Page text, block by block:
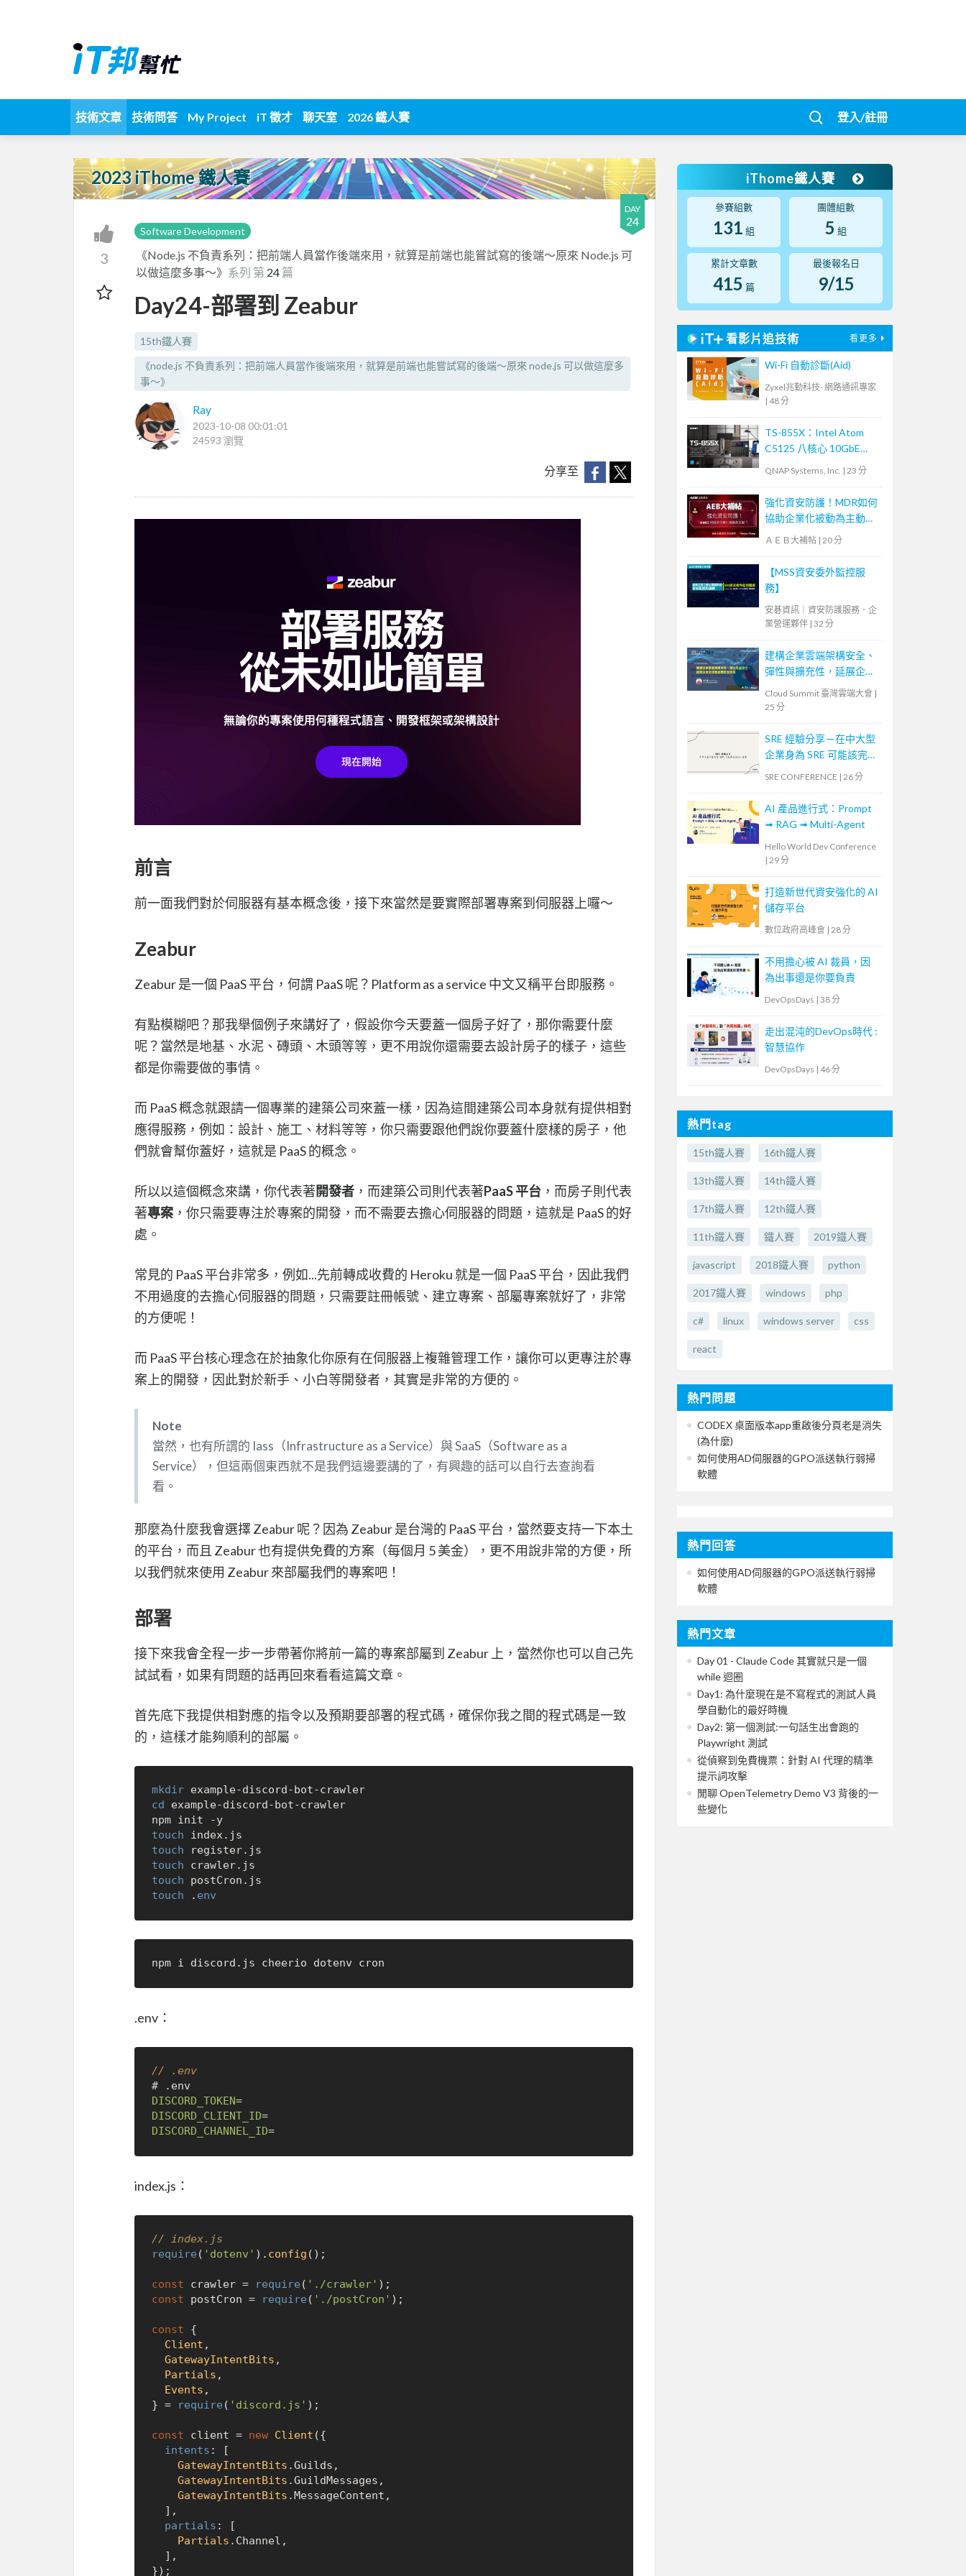
技術文章 技術問答 My Project iT 徵才 聊天室 2026 鐵人賽 登入/註冊
2023 iThome 鐵人賽
DAY
24
3
Software Development
《Node.js 不負責系列：把前端人員當作後端來用，就算是前端也能嘗試寫的後端～原來 Node.js 可
以做這麼多事～》 系列 第 24 篇
Day24-部署到 Zeabur
15th鐵人賽
《node.js 不負責系列：把前端人員當作後端來用，就算是前端也能嘗試寫的後端～原來 node.js 可以做這麼多
事～》
Ray
2023-10-08 00:01:01
24593 瀏覽
分享至
前言
前一面我們對於伺服器有基本概念後，接下來當然是要實際部署專案到伺服器上囉～
Zeabur
Zeabur 是一個 PaaS 平台，何謂 PaaS 呢？Platform as a service 中文又稱平台即服務。
有點模糊吧？那我舉個例子來講好了，假設你今天要蓋一個房子好了，那你需要什麼
呢？當然是地基、水泥、磚頭、木頭等等，更不用說你還需要去設計房子的樣子，這些
都是你需要做的事情。
而 PaaS 概念就跟請一個專業的建築公司來蓋一樣，因為這間建築公司本身就有提供相對
應得服務，例如：設計、施工、材料等等，你只需要跟他們說你要蓋什麼樣的房子，他
們就會幫你蓋好，這就是 PaaS 的概念。
所以以這個概念來講，你代表著開發者 ，而建築公司則代表著PaaS 平台 ，而房子則代表
著專案 ，你只需要專注於專案的開發，而不需要去擔心伺服器的問題，這就是 PaaS 的好
處。
常見的 PaaS 平台非常多，例如...先前轉成收費的 Heroku 就是一個 PaaS 平台，因此我們
不用過度的去擔心伺服器的問題，只需要註冊帳號、建立專案、部屬專案就好了，非常
的方便呢！
而 PaaS 平台核心理念在於抽象化你原有在伺服器上複雜管理工作，讓你可以更專注於專
案上的開發，因此對於新手、小白等開發者，其實是非常的方便的。
Note
當然，也有所謂的 Iass（Infrastructure as a Service）與 SaaS（Software as a
Service），但這兩個東西就不是我們這邊要講的了，有興趣的話可以自行去查詢看
看。
那麼為什麼我會選擇 Zeabur 呢？因為 Zeabur 是台灣的 PaaS 平台，當然要支持一下本土
的平台，而且 Zeabur 也有提供免費的方案（每個月 5 美金），更不用說非常的方便，所
以我們就來使用 Zeabur 來部屬我們的專案吧！
部署
接下來我會全程一步一步帶著你將前一篇的專案部屬到 Zeabur 上，當然你也可以自己先
試試看，如果有問題的話再回來看看這篇文章。
首先底下我提供相對應的指令以及預期要部署的程式碼，確保你我之間的程式碼是一致
的，這樣才能夠順利的部屬。
mkdir
example-discord-bot-crawler
cd example-discord-bot-crawler
npm init -y
touch
touch
touch
touch
touch . env
.env：
// .env
# . env
DISCORD_TOKEN =
DISCORD_CLIENT_ID =
DISCORD_CHANNEL_ID =
index.js：
// index.js
require ( 'dotenv' ). config ();
const crawler = require ( './crawler'
const postCron = require ( './postCron' );
const {
Client ,
GatewayIntentBits ,
Partials ,
Events ,
} =
require ( 'discord.js' );
const client = new Client ({
intents : [
GatewayIntentBits .Guilds ,
GatewayIntentBits .GuildMessages ,
GatewayIntentBits .MessageContent ,
partials : [
Partials . Channel ,
});
iThome鐵人賽
參賽組數
131 組
團體組數
5 組
累計文章數
415 篇
最後報名日
9/15
看影片追技術 看更多
Wi-Fi 自動診斷(Aid)
Zyxel兆勤科技- 網路通訊專家
| 48 分
TS-855X：Intel Atom
C5125 八核心 10GbE
NAS，內建雙 M.2 NVMe
槽，大容量混合式儲存架
構適合中小企業備份及監
控應用
QNAP Systems, Inc. | 23 分
強化資安防護！MDR如何
協助企業化被動為主動？
【宏碁資訊網路學堂】
ＡＥＢ大補帖 | 20 分
【MSS資安委外監控服
務】
安碁資訊｜資安防護服務．企
業營運夥伴 | 32 分
建構企業雲端架構安全、
彈性與擴充性，延展企業
全球無邊際安全存取
Cloud Summit 臺灣雲端大會 |
25 分
SRE 經驗分享－在中大型
企業身為 SRE 可能該完成
SRE CONFERENCE | 26 分
AI 產品進行式：Prompt
➟ RAG ➟ Multi-Agent
Hello World Dev Conference
| 29 分
打造新世代資安強化的 AI
儲存平台
數位政府高峰會 | 28 分
不用擔心被 AI 裁員，因
為出事還是你要負責
DevOpsDays | 38 分
走出混沌的DevOps時代 :
智慧協作
DevOpsDays | 46 分
熱門tag
15th鐵人賽 16th鐵人賽
13th鐵人賽 14th鐵人賽
17th鐵人賽 12th鐵人賽
11th鐵人賽 鐵人賽 2019鐵人賽
javascript 2018鐵人賽 python
2017鐵人賽 windows php
c# linux windows server css
react
熱門問題
CODEX 桌面版本app重啟後分頁老是消失
(為什麼)
如何使用AD伺服器的GPO派送執行弱掃
軟體
熱門回答
如何使用AD伺服器的GPO派送執行弱掃
軟體
熱門文章
Day 01 - Claude Code 其實就只是一個
while 迴圈
Day1: 為什麼現在是不寫程式的測試人員
學自動化的最好時機
Day2: 第一個測試:一句話生出會跑的
Playwright 測試
從偵察到免費機票：針對 AI 代理的精準
提示詞攻擊
閒聊 OpenTelemetry Demo V3 背後的一
些變化